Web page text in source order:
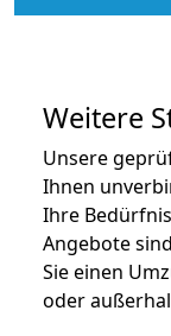
Weitere
Unsere
Ihnen
Ihre
Angebote
Sie einen
oder